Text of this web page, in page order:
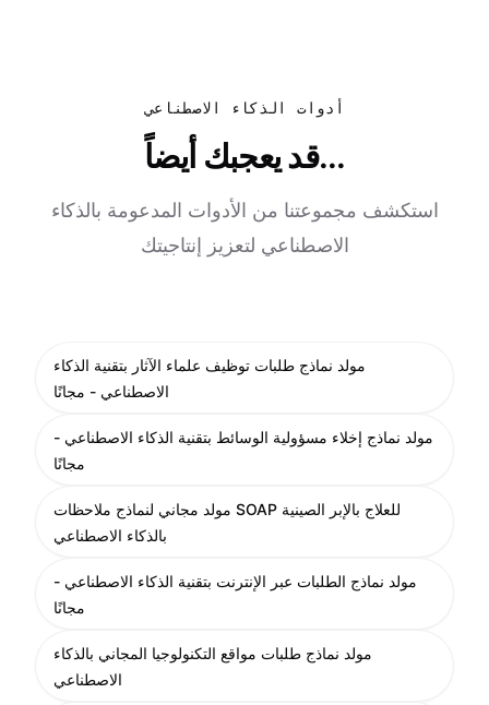
أدوات الذكاء الاصطناعي
قد يعجبك أيضاً...
استكشف مجموعتنا من الأدوات المدعومة بالذكاء
الاصطناعي لتعزيز إنتاجيتك
مولد نماذج طلبات توظيف علماء الآثار بتقنية الذكاء
الاصطناعي - مجانًا
مولد نماذج إخلاء مسؤولية الوسائط بتقنية الذكاء الاصطناعي -
مجانًا
مولد مجاني لنماذج ملاحظات SOAP للعلاج بالإبر الصينية
بالذكاء الاصطناعي
مولد نماذج الطلبات عبر الإنترنت بتقنية الذكاء الاصطناعي -
مجانًا
مولد نماذج طلبات مواقع التكنولوجيا المجاني بالذكاء
الاصطناعي